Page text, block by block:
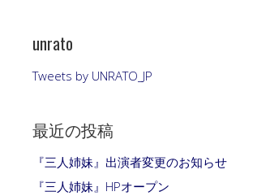
unrato
Tweets by UNRATO_JP
最近の投稿
『三人姉妹』出演者変更のお知らせ
『三人姉妹』HPオープン